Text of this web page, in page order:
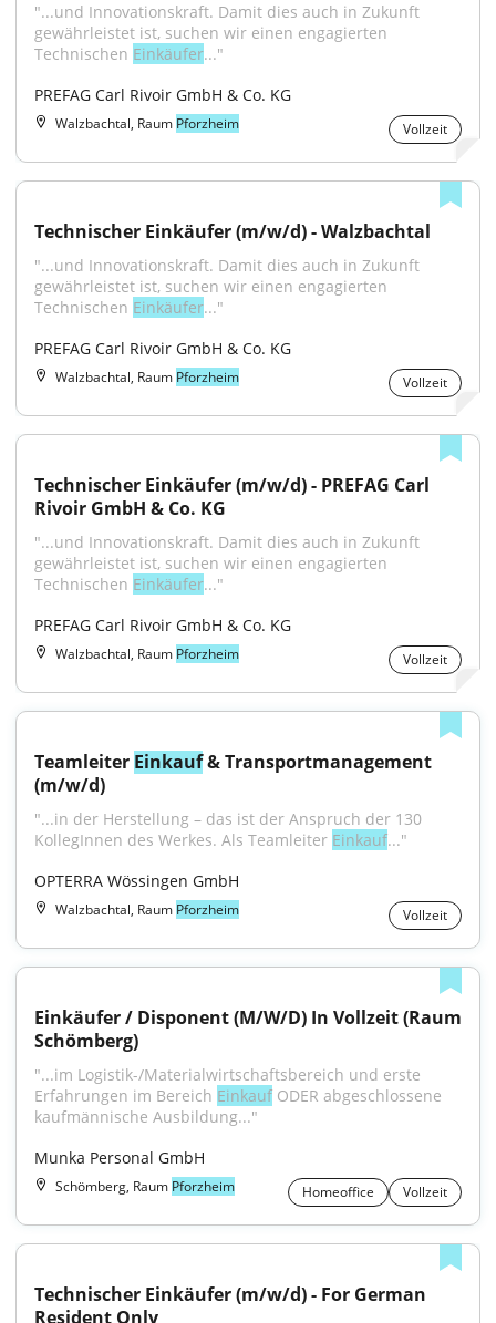
"...und Innovationskraft. Damit dies auch in Zukunft
gewährleistet ist, suchen wir einen engagierten
Technischen Einkäufer..."
PREFAG Carl Rivoir GmbH & Co. KG
Walzbachtal, Raum Pforzheim Vollzeit
Technischer Einkäufer (m/w/d) - Walzbachtal
"...und Innovationskraft. Damit dies auch in Zukunft
gewährleistet ist, suchen wir einen engagierten
Technischen Einkäufer..."
PREFAG Carl Rivoir GmbH & Co. KG
Walzbachtal, Raum Pforzheim Vollzeit
Technischer Einkäufer (m/w/d) - PREFAG Carl
Rivoir GmbH & Co. KG
"...und Innovationskraft. Damit dies auch in Zukunft
gewährleistet ist, suchen wir einen engagierten
Technischen Einkäufer..."
PREFAG Carl Rivoir GmbH & Co. KG
Walzbachtal, Raum Pforzheim Vollzeit
Teamleiter Einkauf & Transportmanagement
(m/w/d)
"...in der Herstellung – das ist der Anspruch der 130
KollegInnen des Werkes. Als Teamleiter Einkauf..."
OPTERRA Wössingen GmbH
Walzbachtal, Raum Pforzheim Vollzeit
Einkäufer / Disponent (M/W/D) In Vollzeit (Raum
Schömberg)
"...im Logistik-/Materialwirtschaftsbereich und erste
Erfahrungen im Bereich Einkauf ODER abgeschlossene
kaufmännische Ausbildung..."
Munka Personal GmbH
Schömberg, Raum Pforzheim Homeoffice Vollzeit
Technischer Einkäufer (m/w/d) - For German
Resident Only